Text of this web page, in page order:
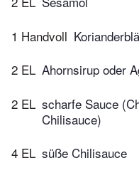
1 Handvoll
2 EL Ahornsirup oder
2 EL scharfe Sauce
Chilisauce)
4 EL süße Chilisauce